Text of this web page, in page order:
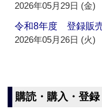
2026年05月29日 (金)
令和8年度 登録販
2026年05月26日 (火)
購読・購入・登録